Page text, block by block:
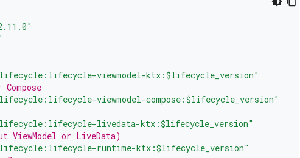
viewmodel-ktx:$lifecycle_version"
viewmodel-compose:$lifecycle_version"
livedata-ktx:$lifecycle_version"
or LiveData)
runtime-ktx:$lifecycle_version"